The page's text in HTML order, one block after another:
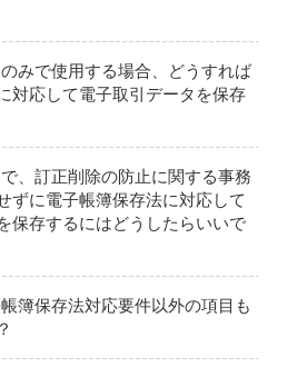
みで使用する場合、どうすれば
対応して電子取引データを保存
、訂正削除の防止に関する事務
ずに電子帳簿保存法に対応して
保存するにはどうしたらいいで
簿保存法対応要件以外の項目も